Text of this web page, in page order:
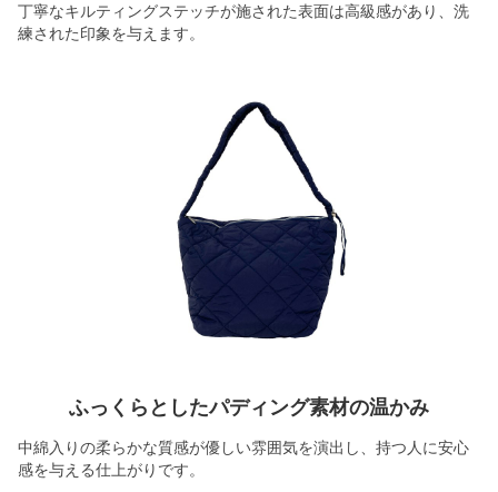
丁寧なキルティングステッチが施された表面は高級感があり、洗
練された印象を与えます。
ふっくらとしたパディング素材の温かみ
中綿入りの柔らかな質感が優しい雰囲気を演出し、持つ人に安心
感を与える仕上がりです。